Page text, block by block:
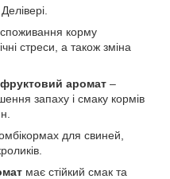
корму
стреси, а також зміна
аромат –
запаху і смаку кормів
для свиней,
має стійкий смак та